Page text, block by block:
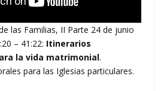
las Familias, II Parte 24 de junio
– 41:22: Itinerarios
la vida matrimonial.
para las Iglesias particulares.